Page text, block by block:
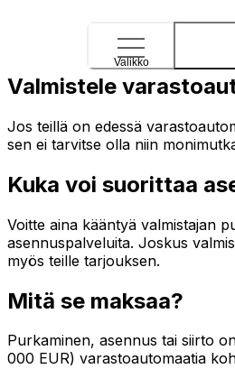
Valikko
Valmistele
Jos teillä on edessä
sen ei tarvitse olla niin
Kuka voi suorittaa
Voitte aina kääntyä valmistajan
asennuspalveluita. Joskus
myös teille tarjouksen.
Mitä se maksaa?
Purkaminen, asennus tai siirto
000 EUR) varastoautomaatia